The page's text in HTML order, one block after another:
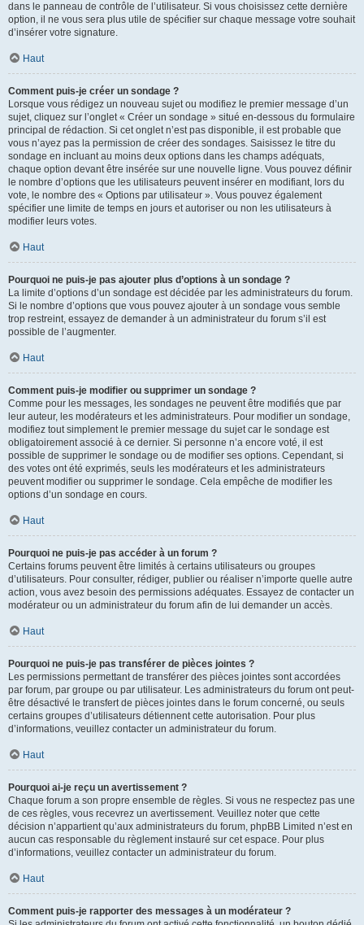
dans le panneau de contrôle de l’utilisateur. Si vous choisissez cette dernière
option, il ne vous sera plus utile de spécifier sur chaque message votre souhait
d’insérer votre signature.
Haut
Comment puis-je créer un sondage ?
Lorsque vous rédigez un nouveau sujet ou modifiez le premier message d’un
sujet, cliquez sur l’onglet « Créer un sondage » situé en-dessous du formulaire
principal de rédaction. Si cet onglet n’est pas disponible, il est probable que
vous n’ayez pas la permission de créer des sondages. Saisissez le titre du
sondage en incluant au moins deux options dans les champs adéquats,
chaque option devant être insérée sur une nouvelle ligne. Vous pouvez définir
le nombre d’options que les utilisateurs peuvent insérer en modifiant, lors du
vote, le nombre des « Options par utilisateur ». Vous pouvez également
spécifier une limite de temps en jours et autoriser ou non les utilisateurs à
modifier leurs votes.
Haut
Pourquoi ne puis-je pas ajouter plus d’options à un sondage ?
La limite d’options d’un sondage est décidée par les administrateurs du forum.
Si le nombre d’options que vous pouvez ajouter à un sondage vous semble
trop restreint, essayez de demander à un administrateur du forum s’il est
possible de l’augmenter.
Haut
Comment puis-je modifier ou supprimer un sondage ?
Comme pour les messages, les sondages ne peuvent être modifiés que par
leur auteur, les modérateurs et les administrateurs. Pour modifier un sondage,
modifiez tout simplement le premier message du sujet car le sondage est
obligatoirement associé à ce dernier. Si personne n’a encore voté, il est
possible de supprimer le sondage ou de modifier ses options. Cependant, si
des votes ont été exprimés, seuls les modérateurs et les administrateurs
peuvent modifier ou supprimer le sondage. Cela empêche de modifier les
options d’un sondage en cours.
Haut
Pourquoi ne puis-je pas accéder à un forum ?
Certains forums peuvent être limités à certains utilisateurs ou groupes
d’utilisateurs. Pour consulter, rédiger, publier ou réaliser n’importe quelle autre
action, vous avez besoin des permissions adéquates. Essayez de contacter un
modérateur ou un administrateur du forum afin de lui demander un accès.
Haut
Pourquoi ne puis-je pas transférer de pièces jointes ?
Les permissions permettant de transférer des pièces jointes sont accordées
par forum, par groupe ou par utilisateur. Les administrateurs du forum ont peut-
être désactivé le transfert de pièces jointes dans le forum concerné, ou seuls
certains groupes d’utilisateurs détiennent cette autorisation. Pour plus
d’informations, veuillez contacter un administrateur du forum.
Haut
Pourquoi ai-je reçu un avertissement ?
Chaque forum a son propre ensemble de règles. Si vous ne respectez pas une
de ces règles, vous recevrez un avertissement. Veuillez noter que cette
décision n’appartient qu’aux administrateurs du forum, phpBB Limited n’est en
aucun cas responsable du règlement instauré sur cet espace. Pour plus
d’informations, veuillez contacter un administrateur du forum.
Haut
Comment puis-je rapporter des messages à un modérateur ?